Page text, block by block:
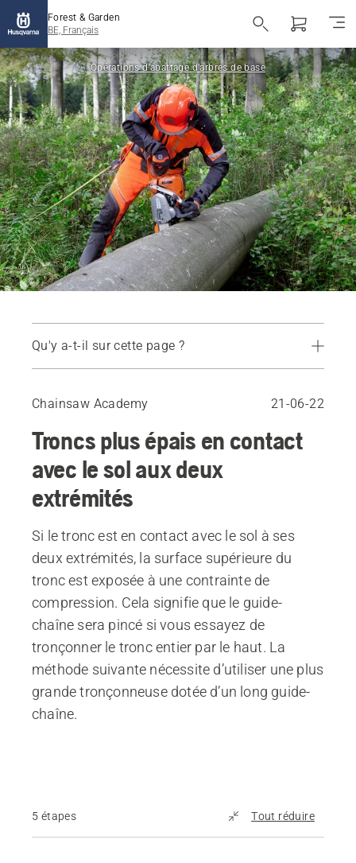
Forest & Garden
BE, Français
Opérations d’abattage d’arbres de base
Qu'y a-t-il sur cette page ?
Chainsaw Academy 21-06-22
Troncs plus épais en contact
avec le sol aux deux
extrémités
Si le tronc est en contact avec le sol à ses
deux extrémités, la surface supérieure du
tronc est exposée à une contrainte de
compression. Cela signifie que le guide-
chaîne sera pincé si vous essayez de
tronçonner le tronc entier par le haut. La
méthode suivante nécessite d’utiliser une plus
grande tronçonneuse dotée d’un long guide-
chaîne.
5 étapes Tout réduire